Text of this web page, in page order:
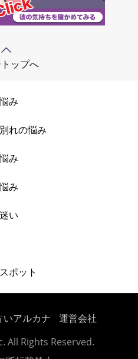
ップへ
み
れの悩み
み
み
い
ポット
いアルカナ
運営会社
All Rights Reserved.